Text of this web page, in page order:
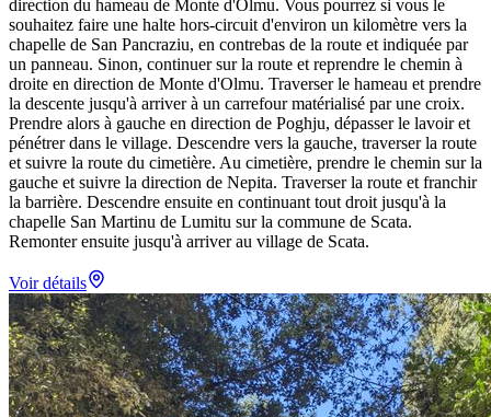
direction du hameau de Monte d'Olmu. Vous pourrez si vous le
souhaitez faire une halte hors-circuit d'environ un kilomètre vers la
chapelle de San Pancraziu, en contrebas de la route et indiquée par
un panneau. Sinon, continuer sur la route et reprendre le chemin à
droite en direction de Monte d'Olmu. Traverser le hameau et prendre
la descente jusqu'à arriver à un carrefour matérialisé par une croix.
Prendre alors à gauche en direction de Poghju, dépasser le lavoir et
pénétrer dans le village. Descendre vers la gauche, traverser la route
et suivre la route du cimetière. Au cimetière, prendre le chemin sur la
gauche et suivre la direction de Nepita. Traverser la route et franchir
la barrière. Descendre ensuite en continuant tout droit jusqu'à la
chapelle San Martinu de Lumitu sur la commune de Scata.
Remonter ensuite jusqu'à arriver au village de Scata.
Voir détails